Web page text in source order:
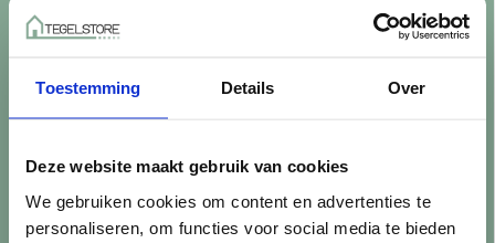
Toestemming Details Over
Deze website maakt gebruik van cookies
We gebruiken cookies om content en advertenties te
personaliseren, om functies voor social media te bieden
Controle vóór verwerking
Garantie & klachten
Mix & Match
Klantenservice